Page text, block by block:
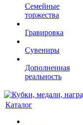
Семейные
торжества
Гравировка
Сувениры
Дополненная
реальность
Каталог